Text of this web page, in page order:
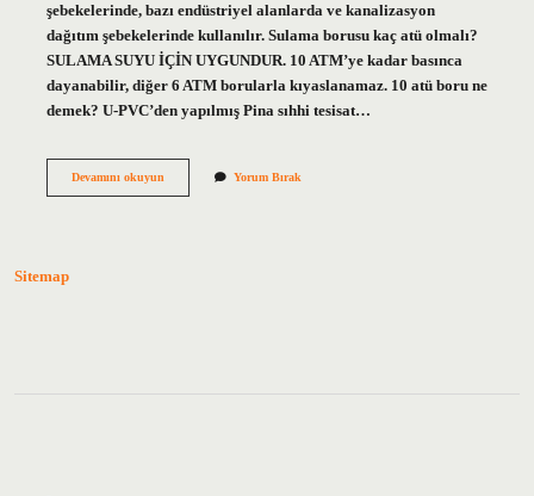
şebekelerinde, bazı endüstriyel alanlarda ve kanalizasyon
dağıtım şebekelerinde kullanılır. Sulama borusu kaç atü olmalı?
SULAMA SUYU İÇİN UYGUNDUR. 10 ATM’ye kadar basınca
dayanabilir, diğer 6 ATM borularla kıyaslanamaz. 10 atü boru ne
demek? U-PVC’den yapılmış Pina sıhhi tesisat…
Devamını okuyunBoruda
Yorum Bırak
Sitemap